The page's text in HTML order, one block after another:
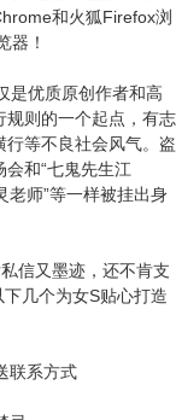
和火狐Firefox浏
器！
是优质原创作者和高
规则的一个起点，有志
等不良社会风气。盗
和“七鬼先生江
老师”等一样被挂出身
信又墨迹，还不肯支
几个为女S贴心打造
联系方式